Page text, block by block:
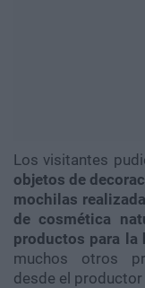
Los visitantes
objetos de
mochilas
de cosmética
productos para la
muchos otros
desde el productor